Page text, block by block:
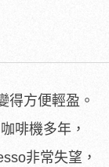
得方便輕盈。
啡機多年，
非常失望，